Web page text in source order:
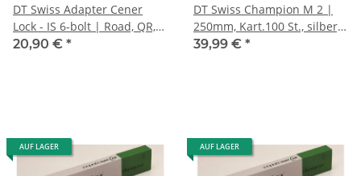
DT Swiss Adapter Cener
Lock - IS 6-bolt | Road, QR,
TA9, TA12
20,90 € *
DT Swiss Champion M 2 |
250mm, Kart.100 St., silber,
ohne Nippel
39,99 € *
AUF LAGER AUF LAGER